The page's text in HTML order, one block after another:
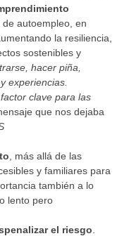
de autoempleo, en
la resiliencia,
sostenibles y
hacer piña,
experiencias.
clave para las
que nos dejaba
, más allá de las
y familiares para
también a lo
lento pero
el riesgo